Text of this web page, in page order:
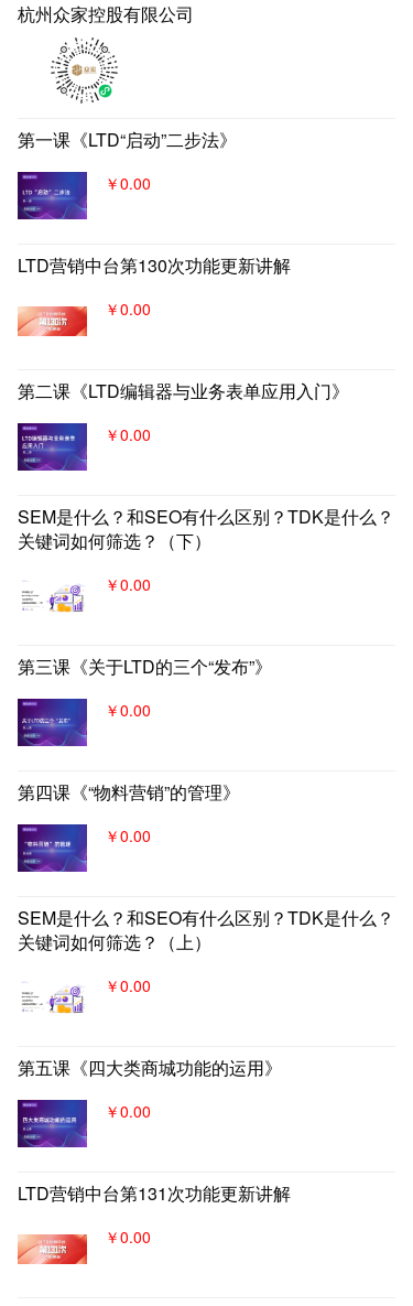
实现从引导到成交的营销、获
杭州众家控股有限公司
第一课《LTD“启动”二步法》
￥0.00
LTD营销中台第130次功能更新讲解
￥0.00
第二课《LTD编辑器与业务表单应用入门》
￥0.00
SEM是什么？和SEO有什么区别？TDK是什么？
关键词如何筛选？（下）
￥0.00
第三课《关于LTD的三个“发布”》
￥0.00
第四课《“物料营销”的管理》
￥0.00
SEM是什么？和SEO有什么区别？TDK是什么？
关键词如何筛选？（上）
￥0.00
第五课《四大类商城功能的运用》
￥0.00
LTD营销中台第131次功能更新讲解
￥0.00